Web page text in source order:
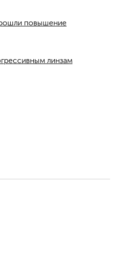
повышение
линзам